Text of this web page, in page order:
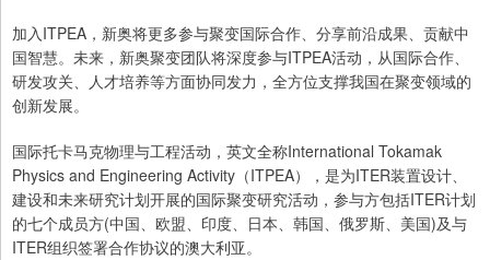
加入ITPEA，新奥将更多参与聚变国际合作、分享前沿成果、贡献中
国智慧。未来，新奥聚变团队将深度参与ITPEA活动，从国际合作、
研发攻关、人才培养等方面协同发力，全方位支撑我国在聚变领域的
创新发展。
国际托卡马克物理与工程活动，英文全称International Tokamak
Physics and Engineering Activity（ITPEA），是为ITER装置设计、
建设和未来研究计划开展的国际聚变研究活动，参与方包括ITER计划
的七个成员方(中国、欧盟、印度、日本、韩国、俄罗斯、美国)及与
ITER组织签署合作协议的澳大利亚。